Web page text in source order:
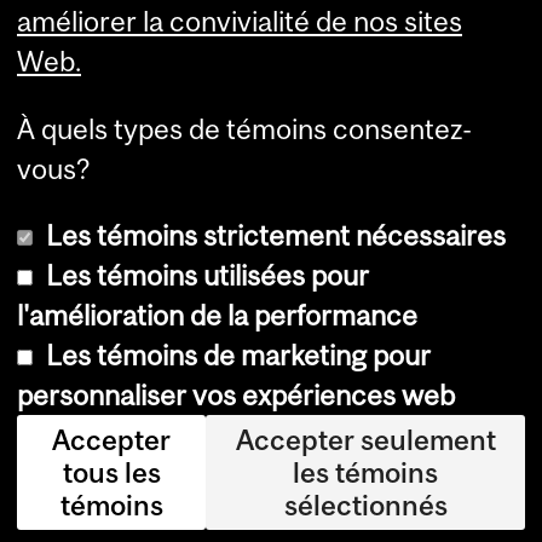
© Université McGill, 2026
Accessibilité
Avis sur les témoins
Paramètres des témoins
Se connecter
améliorer la convivialité de nos sites
Web.
À quels types de témoins consentez-
vous?
Les témoins strictement nécessaires
Les témoins utilisées pour
l'amélioration de la performance
Les témoins de marketing pour
personnaliser vos expériences web
Accepter
tous les
témoins
Accepter seulement
les témoins
sélectionnés